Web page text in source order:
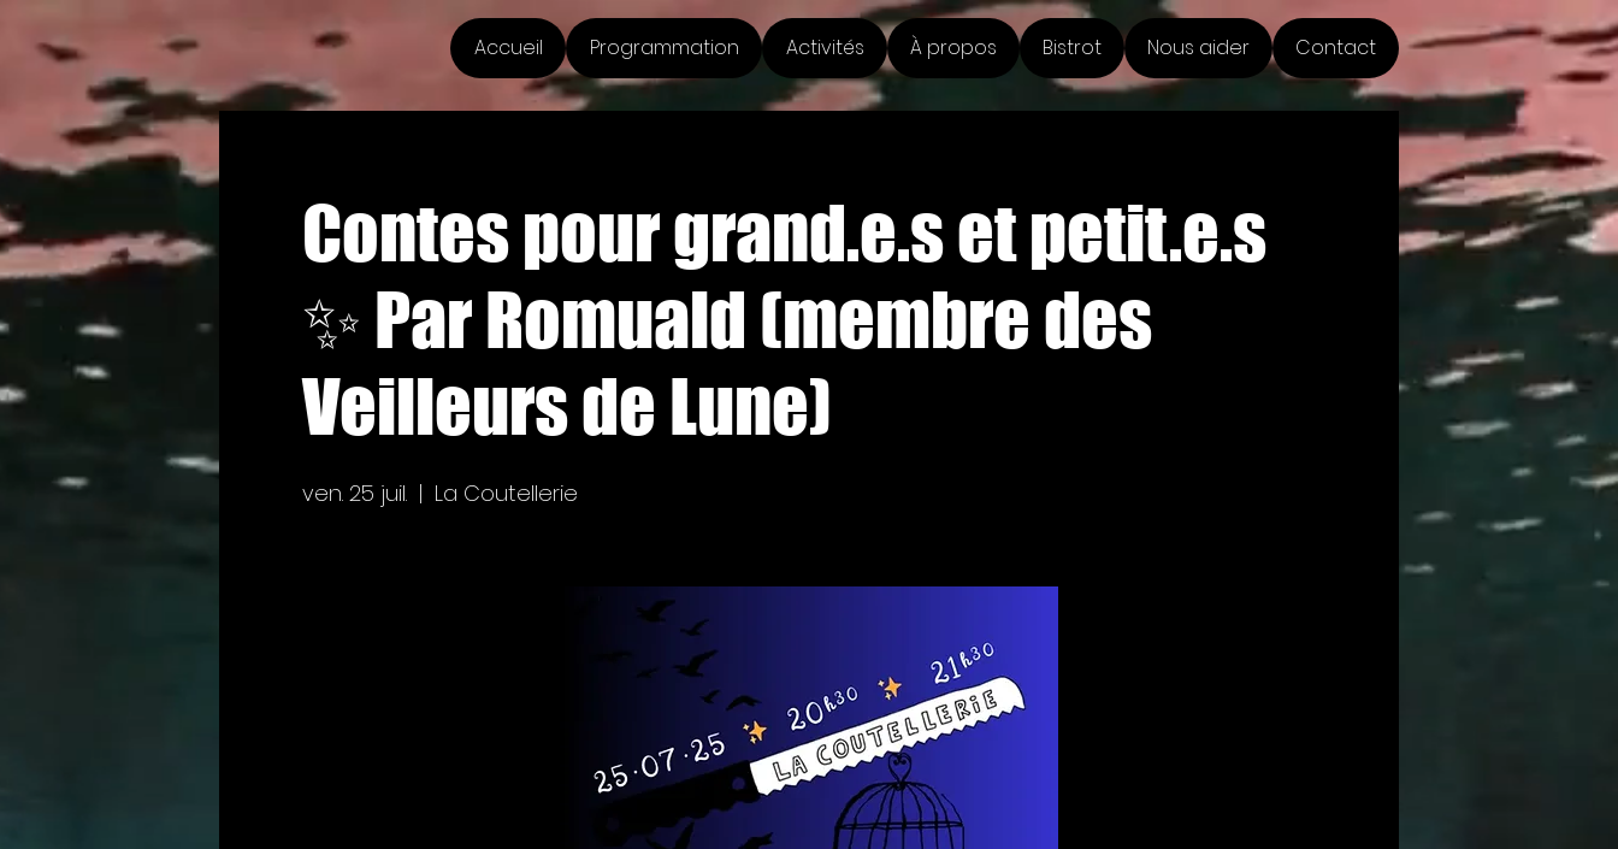
Accueil Programmation Activités À propos Bistrot Nous aider Contact
Contes pour grand.e.s et petit.e.s
✨️ Par Romuald (membre des
Veilleurs de Lune)
ven. 25 juil.
  |
La Coutellerie